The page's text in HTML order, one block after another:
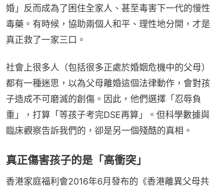
婚」反而成為了困住全家人、甚至毒害下一代的慢性
毒藥。有時候，協助兩個人和平、理性地分開，才是
真正救了一家三口。
社會上很多人（包括很多正處於婚姻危機中的父母）
都有一種迷思，以為父母離婚這個法律動作，會對孩
子造成不可磨滅的創傷。因此，他們選擇「忍辱負
重」，打算「等孩子考完DSE再算」。但科學數據與
臨床觀察告訴我們的，卻是另一個殘酷的真相。
真正傷害孩子的是「高衝突」
香港家庭福利會2016年6月發布的《香港離異父母共